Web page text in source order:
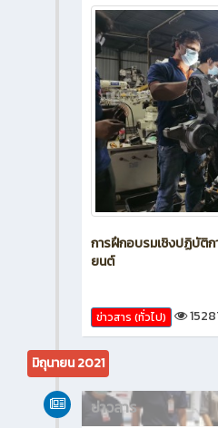
การฝึกอบรมเชิงปฏิบัติ
ยนต์
ข่าวสาร (ทั่วไป)
มิถุนายน 2021
ข่าวสาร